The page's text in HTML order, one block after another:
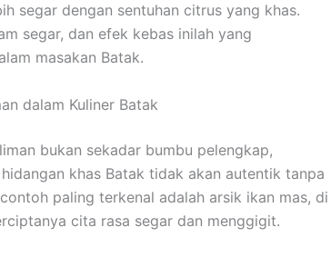
segar dengan sentuhan citrus yang khas.
segar, dan efek kebas inilah yang
masakan Batak.
dalam Kuliner Batak
bukan sekadar bumbu pelengkap,
khas Batak tidak akan autentik tanpa
paling terkenal adalah arsik ikan mas, di
cita rasa segar dan menggigit.